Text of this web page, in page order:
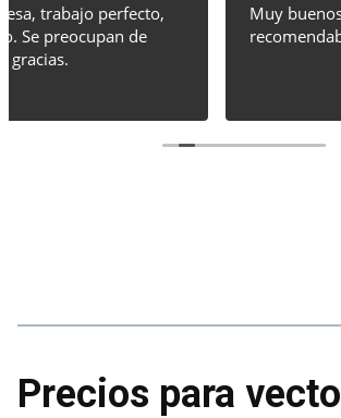
Muy buenos profesionales, repetiría,
recomendables
Precios para